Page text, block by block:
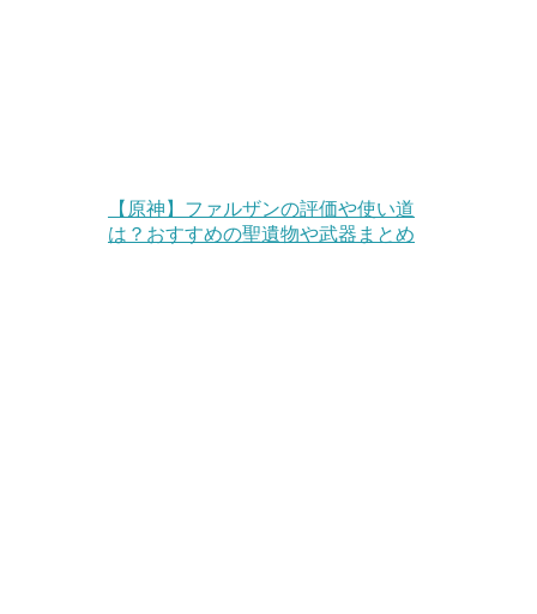
【原神】ファルザンの評価や使い道
は？おすすめの聖遺物や武器まとめ